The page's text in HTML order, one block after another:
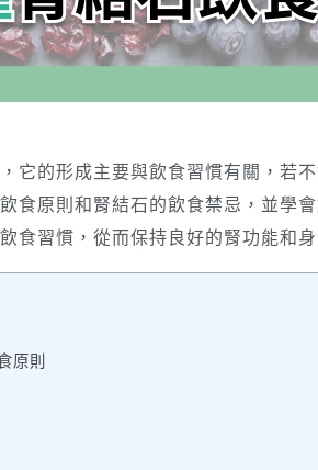
它的形成主要與飲食習慣有關，若
食原則和腎結石的飲食禁忌，並學
食習慣，從而保持良好的腎功能和身
原則